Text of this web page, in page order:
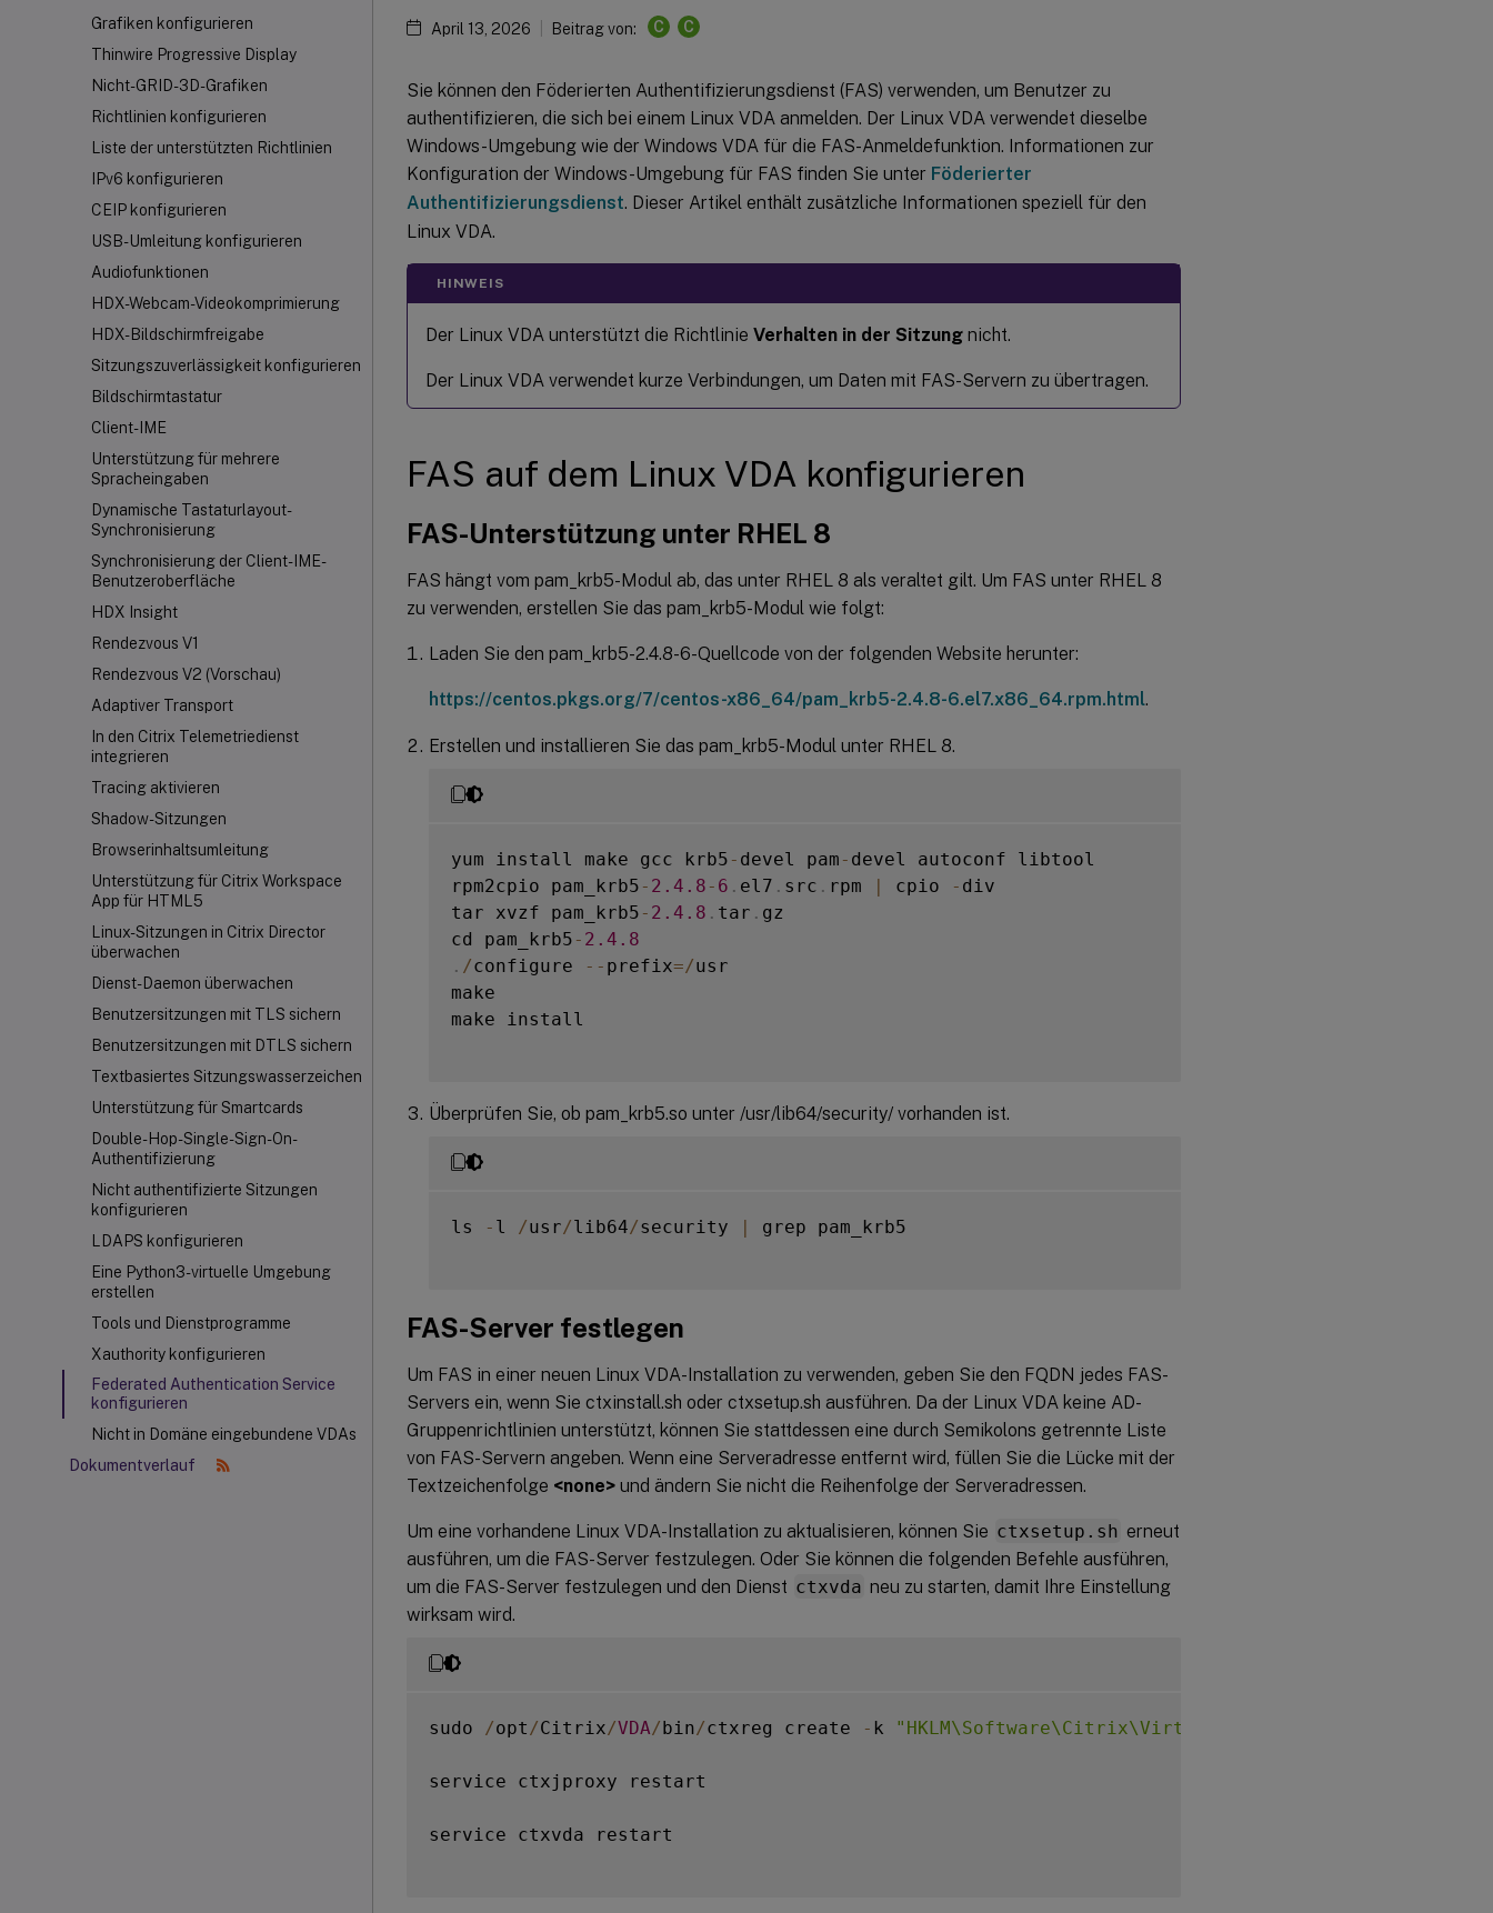
Grafiken konfigurieren
Thinwire Progressive Display
Nicht-GRID-3D-Grafiken
Richtlinien konfigurieren
Liste der unterstützten Richtlinien
IPv6 konfigurieren
CEIP konfigurieren
USB-Umleitung konfigurieren
Audiofunktionen
HDX-Webcam-Videokomprimierung
HDX-Bildschirmfreigabe
Sitzungszuverlässigkeit konfigurieren
Bildschirmtastatur
Client-IME
Unterstützung für mehrere
Spracheingaben
Dynamische Tastaturlayout-
Synchronisierung
Synchronisierung der Client-IME-
Benutzeroberfläche
HDX Insight
Rendezvous V1
Rendezvous V2 (Vorschau)
Adaptiver Transport
In den Citrix Telemetriedienst
integrieren
Tracing aktivieren
Shadow-Sitzungen
Browserinhaltsumleitung
Unterstützung für Citrix Workspace
App für HTML5
Linux-Sitzungen in Citrix Director
überwachen
Dienst-Daemon überwachen
Benutzersitzungen mit TLS sichern
Benutzersitzungen mit DTLS sichern
Textbasiertes Sitzungswasserzeichen
Unterstützung für Smartcards
Double-Hop-Single-Sign-On-
Authentifizierung
Nicht authentifizierte Sitzungen
konfigurieren
LDAPS konfigurieren
Eine Python3-virtuelle Umgebung
erstellen
Tools und Dienstprogramme
Xauthority konfigurieren
Federated Authentication Service
konfigurieren
Nicht in Domäne eingebundene VDAs
Dokumentverlauf
April 13, 2026 Beitrag von: C C
Sie können den Föderierten Authentifizierungsdienst (FAS) verwenden, um Benutzer zu
authentifizieren, die sich bei einem Linux VDA anmelden. Der Linux VDA verwendet dieselbe
Windows-Umgebung wie der Windows VDA für die FAS-Anmeldefunktion. Informationen zur
Konfiguration der Windows-Umgebung für FAS finden Sie unter Föderierter
Authentifizierungsdienst. Dieser Artikel enthält zusätzliche Informationen speziell für den
Linux VDA.
HINWEIS
Der Linux VDA unterstützt die Richtlinie Verhalten in der Sitzung nicht.
Der Linux VDA verwendet kurze Verbindungen, um Daten mit FAS-Servern zu übertragen.
FAS auf dem Linux VDA konfigurieren
FAS-Unterstützung unter RHEL 8
FAS hängt vom pam_krb5-Modul ab, das unter RHEL 8 als veraltet gilt. Um FAS unter RHEL 8
zu verwenden, erstellen Sie das pam_krb5-Modul wie folgt:
Laden Sie den pam_krb5-2.4.8-6-Quellcode von der folgenden Website herunter:
https://centos.pkgs.org/7/centos-x86_64/pam_krb5-2.4.8-6.el7.x86_64.rpm.html.
Erstellen und installieren Sie das pam_krb5-Modul unter RHEL 8.
yum install make gcc krb5 - devel pam - devel autoconf libtool
rpm2cpio pam_krb5 - 2.4 .8 - 6 . el7 . src . rpm | cpio - div
tar xvzf pam_krb5 - 2.4 .8 . tar . gz
cd pam_krb5 - 2.4 .8
. /configure -- prefix=/usr
make
make install
Überprüfen Sie, ob pam_krb5.so unter /usr/lib64/security/ vorhanden ist.
ls - l /usr/lib64/security | grep pam_krb5
FAS-Server festlegen
Um FAS in einer neuen Linux VDA-Installation zu verwenden, geben Sie den FQDN jedes FAS-
Servers ein, wenn Sie ctxinstall.sh oder ctxsetup.sh ausführen. Da der Linux VDA keine AD-
Gruppenrichtlinien unterstützt, können Sie stattdessen eine durch Semikolons getrennte Liste
von FAS-Servern angeben. Wenn eine Serveradresse entfernt wird, füllen Sie die Lücke mit der
Textzeichenfolge <none> und ändern Sie nicht die Reihenfolge der Serveradressen.
Um eine vorhandene Linux VDA-Installation zu aktualisieren, können Sie ctxsetup.sh erneut
ausführen, um die FAS-Server festzulegen. Oder Sie können die folgenden Befehle ausführen,
um die FAS-Server festzulegen und den Dienst ctxvda neu zu starten, damit Ihre Einstellung
wirksam wird.
sudo /opt /Citrix/VDA/bin/ctxreg create - k
service ctxjproxy restart
service ctxvda restart